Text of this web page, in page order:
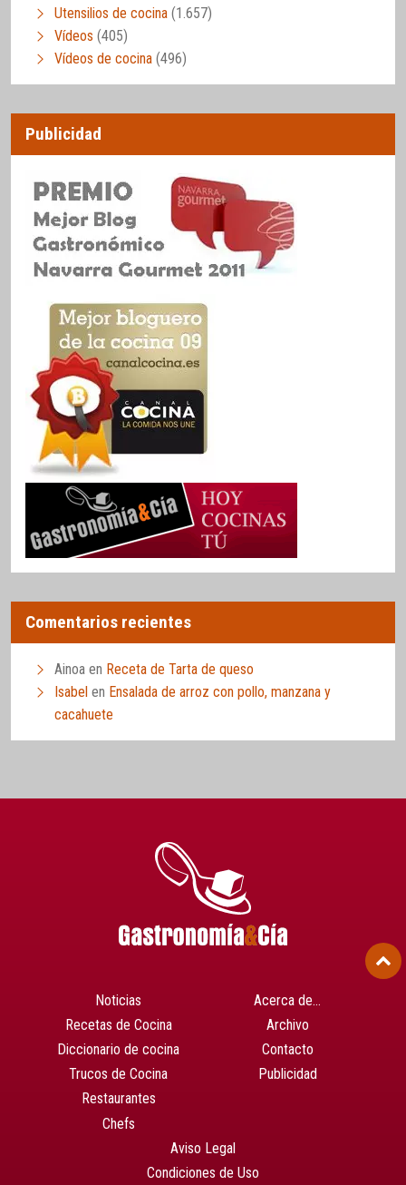
Utensilios de cocina (1.657)
Vídeos (405)
Vídeos de cocina (496)
Publicidad
Comentarios recientes
Ainoa en Receta de Tarta de queso
Isabel en Ensalada de arroz con pollo, manzana y
cacahuete
Noticias
Recetas de Cocina
Diccionario de cocina
Trucos de Cocina
Restaurantes
Chefs
Acerca de…
Archivo
Contacto
Publicidad
Aviso Legal
Condiciones de Uso